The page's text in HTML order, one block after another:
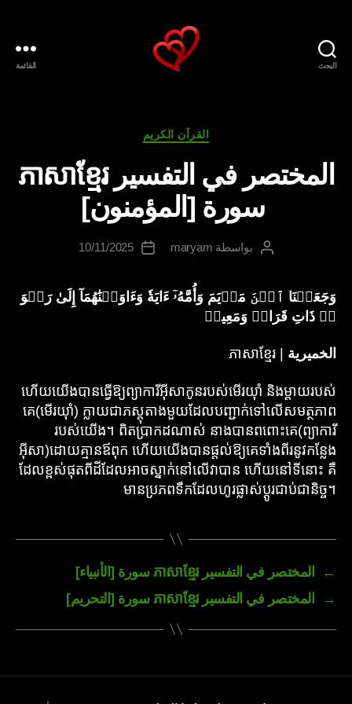
البحث
عليها
القائمة
التصنيفات
القرآن الكريم
المختصر في التفسير ភាសាខ្មែរ
سورة [المؤمنون]
كاتببواسطة maryam
تاريخ10/11/2025
وَجَعَلۡنَا ٱبۡنَ مَرۡيَمَ وَأُمَّهُۥٓ ءَايَةٗ وَءَاوَيۡنَٰهُمَآ إِلَىٰ رَبۡوَ
ةٖ ذَاتِ قَرَارٖ وَمَعِينٖ
الخميرية
ហើយយើងបានធ្វើឱ្យព្យាការីអ៊ីសាកូនរបស់មើរយ៉ាំ និងម្តាយរបស់
គេ(មើរយ៉ាំ) ក្លាយជាភស្តុតាងមួយដែលបញ្ជាក់ទៅលើសមត្ថភាព
របស់យើង។ ពិតប្រាកដណាស់ នាងបានពពោះគេ(ព្យាការី
អ៊ីសា)ដោយគ្មានឪពុក ហើយយើងបានផ្តល់ឱ្យគេទាំងពីរនូវកន្លែង
ដែលខ្ពស់ផុតពីដីដែលអាចស្នាក់នៅលើវាបាន ហើយនៅទីនោះ គឺ
មានប្រភពទឹកដែលហូរផ្លាស់ប្តូរជាប់ជានិច្ច។
←
المختصر في التفسير ភាសាខ្មែរ سورة [الأنبياء]
→
المختصر في التفسير ភាសាខ្មែរ سورة [التحريم]